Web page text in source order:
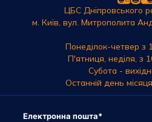
ЦБС Дніпровського
м. Київ, вул. Митрополита
Понеділок-четвер з
П'ятниця, неділя, з
Субота -
Останній день
Електронна пошта*